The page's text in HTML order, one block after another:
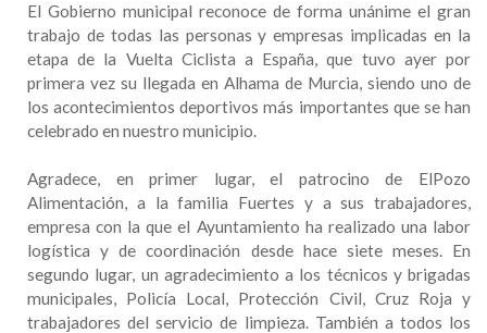
El Gobierno municipal reconoce de forma unánime el gran
trabajo de todas las personas y empresas implicadas en la
etapa de la Vuelta Ciclista a España, que tuvo ayer por
primera vez su llegada en Alhama de Murcia, siendo uno de
los acontecimientos deportivos más importantes que se han
celebrado en nuestro municipio.
Agradece, en primer lugar, el patrocino de ElPozo
Alimentación, a la familia Fuertes y a sus trabajadores,
empresa con la que el Ayuntamiento ha realizado una labor
logística y de coordinación desde hace siete meses. En
segundo lugar, un agradecimiento a los técnicos y brigadas
municipales, Policía Local, Protección Civil, Cruz Roja y
trabajadores del servicio de limpieza. También a todos los